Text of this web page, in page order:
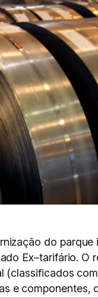
do parque
Ex–tarifário. O
e componentes,